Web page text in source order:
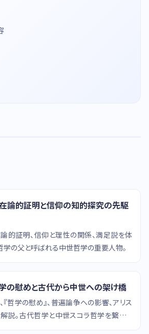
論的証明と信仰の知的探究の先駆
的証明、信仰と理性の関係、満足説を体
学の父と呼ばれる中世哲学の重要人物。
の慰めと古代から中世への架け橋
哲学の慰め』、普遍論争への影響、アリス
説。古代哲学と中世スコラ哲学を繋ぐ最